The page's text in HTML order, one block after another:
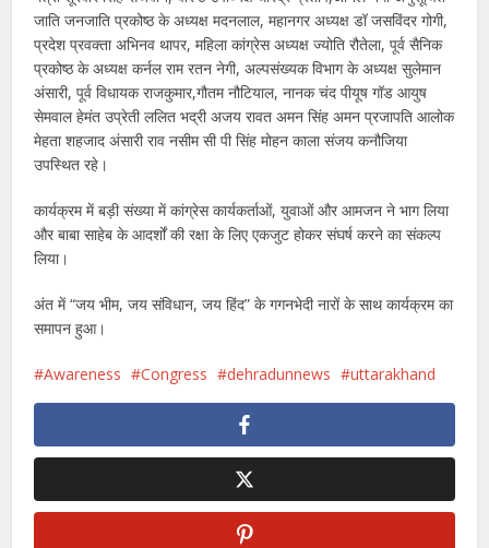
जाति जनजाति प्रकोष्ठ के अध्यक्ष मदनलाल, महानगर अध्यक्ष डॉ जसविंदर गोगी,
प्रदेश प्रवक्ता अभिनव थापर, महिला कांग्रेस अध्यक्ष ज्योति रौतेला, पूर्व सैनिक
प्रकोष्ठ के अध्यक्ष कर्नल राम रतन नेगी, अल्पसंख्यक विभाग के अध्यक्ष सुलेमान
अंसारी, पूर्व विधायक राजकुमार,गौतम नौटियाल, नानक चंद पीयूष गॉड आयुष
सेमवाल हेमंत उप्रेती ललित भद्री अजय रावत अमन सिंह अमन प्रजापति आलोक
मेहता शहजाद अंसारी राव नसीम सी पी सिंह मोहन काला संजय कनौजिया
उपस्थित रहे।
कार्यक्रम में बड़ी संख्या में कांग्रेस कार्यकर्ताओं, युवाओं और आमजन ने भाग लिया
और बाबा साहेब के आदर्शों की रक्षा के लिए एकजुट होकर संघर्ष करने का संकल्प
लिया।
अंत में “जय भीम, जय संविधान, जय हिंद” के गगनभेदी नारों के साथ कार्यक्रम का
समापन हुआ।
Awareness Congress dehradunnews uttarakhand